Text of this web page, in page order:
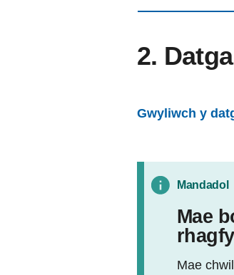
2.
Gwyliwch y
Mandadol
Mae
Mae